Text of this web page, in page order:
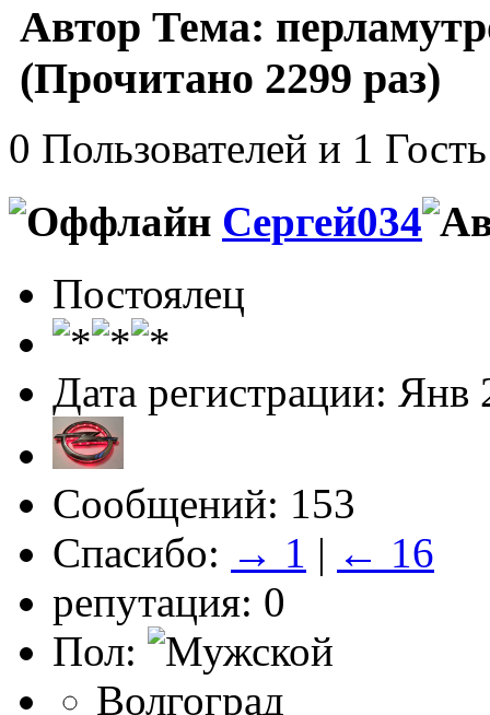
Автор Тема:
(Прочитано 2299 раз)
0 Пользователей и 1
Сергей034
Постоялец
Дата регистрации: Янв
Сообщений: 153
Спасибо: → 1 | ← 16
репутация: 0
Пол:
Волгоград